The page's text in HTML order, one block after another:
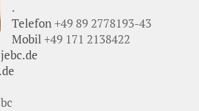
.
Telefon+49 89 2778193-43
Mobil+49 171 2138422